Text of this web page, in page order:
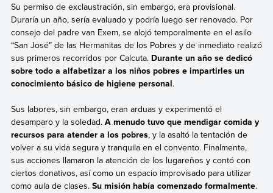
Su permiso de exclaustración, sin embargo, era provisional.
Duraría un año, sería evaluado y podría luego ser renovado. Por
consejo del padre van Exem, se alojó temporalmente en el asilo
“San José” de las Hermanitas de los Pobres y de inmediato realizó
sus primeros recorridos por Calcuta. Durante un año se dedicó
sobre todo a alfabetizar a los niños pobres e impartirles un
conocimiento básico de higiene personal.
Sus labores, sin embargo, eran arduas y experimentó el
desamparo y la soledad. A menudo tuvo que mendigar comida y
recursos para atender a los pobres, y la asaltó la tentación de
volver a su vida segura y tranquila en el convento. Finalmente,
sus acciones llamaron la atención de los lugareños y contó con
ciertos donativos, así como un espacio improvisado para utilizar
como aula de clases. Su misión había comenzado formalmente.